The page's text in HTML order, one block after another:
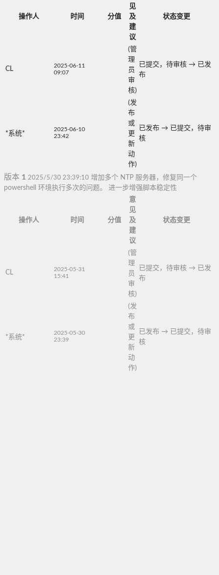
操作人 时间 分值
见
及
建
议
状态变更
CL
2025-06-11
09:07
(管
理
员
审
核)
已提交，待审核 → 已发
布
*系统*
2025-06-10
23:42
(发
布
或
更
新
动
作)
已发布 → 已提交，待审
核
版本 1 2025/5/30 23:39:10 增加多个 NTP 服务器，修复同一个
powershell 环境执行多次的问题。 进一步增强脚本稳定性
操作人 时间 分值
意
见
及
建
议
状态变更
CL
2025-05-31
15:41
(管
理
员
审
核)
已提交，待审核 → 已发
布
*系统*
2025-05-30
23:39
(发
布
或
更
新
动
作)
已发布 → 已提交，待审
核